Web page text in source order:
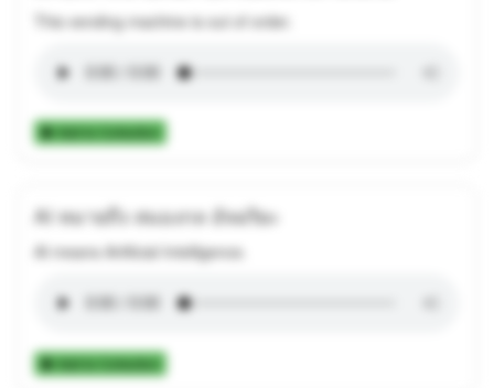
This vending machine is out of order.
Add to Collection
AI หมายถึง สมองกล อัจฉริยะ
AI means Artificial Intelligence.
Add to Collection